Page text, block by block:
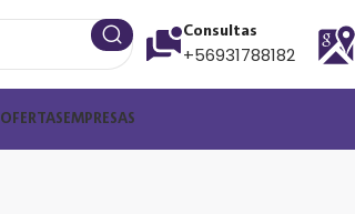
Consultas
+56931788182
OFERTAS EMPRESAS